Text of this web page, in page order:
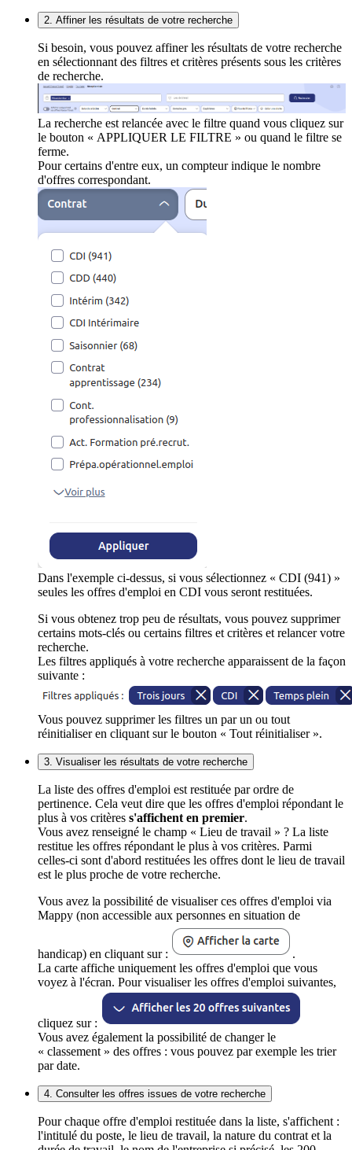
2. Affiner les résultats de votre recherche
Si besoin, vous pouvez affiner les résultats de votre recherche
en sélectionnant des filtres et critères présents sous les critères
de recherche.
La recherche est relancée avec le filtre quand vous cliquez sur
le bouton « APPLIQUER LE FILTRE » ou quand le filtre se
ferme.
Pour certains d'entre eux, un compteur indique le nombre
d'offres correspondant.
Dans l'exemple ci-dessus, si vous sélectionnez « CDI (941) »
seules les offres d'emploi en CDI vous seront restituées.
Si vous obtenez trop peu de résultats, vous pouvez supprimer
certains mots-clés ou certains filtres et critères et relancer votre
recherche.
Les filtres appliqués à votre recherche apparaissent de la façon
suivante :
Vous pouvez supprimer les filtres un par un ou tout
réinitialiser en cliquant sur le bouton « Tout réinitialiser ».
3. Visualiser les résultats de votre recherche
La liste des offres d'emploi est restituée par ordre de
pertinence. Cela veut dire que les offres d'emploi répondant le
plus à vos critères s'affichent en premier.
Vous avez renseigné le champ « Lieu de travail » ? La liste
restitue les offres répondant le plus à vos critères. Parmi
celles-ci sont d'abord restituées les offres dont le lieu de travail
est le plus proche de votre recherche.
Vous avez la possibilité de visualiser ces offres d'emploi via
Mappy (non accessible aux personnes en situation de
handicap) en cliquant sur :
.
La carte affiche uniquement les offres d'emploi que vous
voyez à l'écran. Pour visualiser les offres d'emploi suivantes,
cliquez sur :
Vous avez également la possibilité de changer le
« classement » des offres : vous pouvez par exemple les trier
par date.
4. Consulter les offres issues de votre recherche
Pour chaque offre d'emploi restituée dans la liste, s'affichent :
l'intitulé du poste, le lieu de travail, la nature du contrat et la